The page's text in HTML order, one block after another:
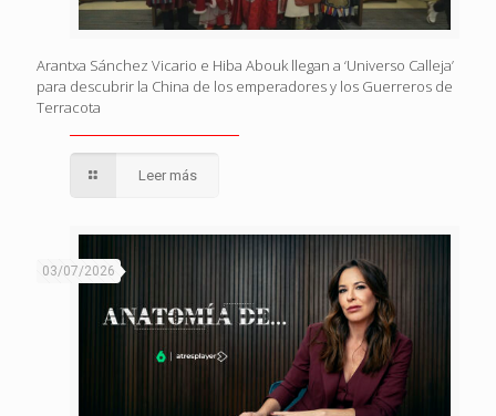
Arantxa Sánchez Vicario e Hiba Abouk llegan a ‘Universo Calleja’
para descubrir la China de los emperadores y los Guerreros de
Terracota
Leer más
03/07/2026